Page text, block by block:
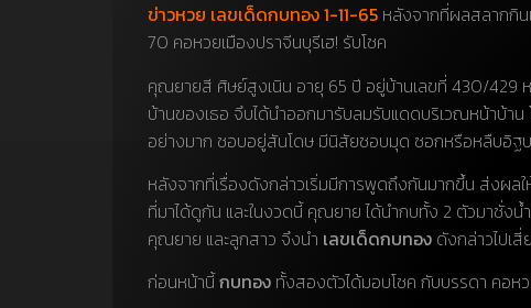
ข่าวหวย เลขเด็ดกบทอง 1-11-65 หลังจากที่ผลสลากกิน
70 คอหวยเมืองปราจีนบุรีเฮ! รับโชค
คุณยายสี ศิษย์สูงเนิน อายุ 65 ปี อยู่บ้านเลขที่ 430/429 ห
บ้านของเธอ จึบได้นำออกมารับลมรับแดดบริเวณหน้าบ้า
อย่างมาก ชอบอยู่สันโดษ มีนิสัยชอบมุด ซอกหรือหลืบอิฐบ
หลังจากที่เรื่องดังกล่าวเริ่มมีการพูดถึงกันมากขึ้น ส่งผล
ที่มาได้ดูกัน และในงวดนี้ คุณยาย ได้นำกบทั้ง 2 ตัวมาชั่ง
คุณยาย และลูกสาว จึงนำ เลขเด็ดกบทอง ดังกล่าวไปเ
ก่อนหน้านี้กบทอง ทั้งสองตัวได้มอบโชค กับบรรดา คอห